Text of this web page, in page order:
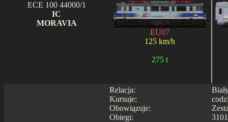
ECE 100 44000/1
IC
MORAVIA
EU07
125 km/h
275 t
Relacja:
Kursuje:
Obowiązuje:
Obiegi: